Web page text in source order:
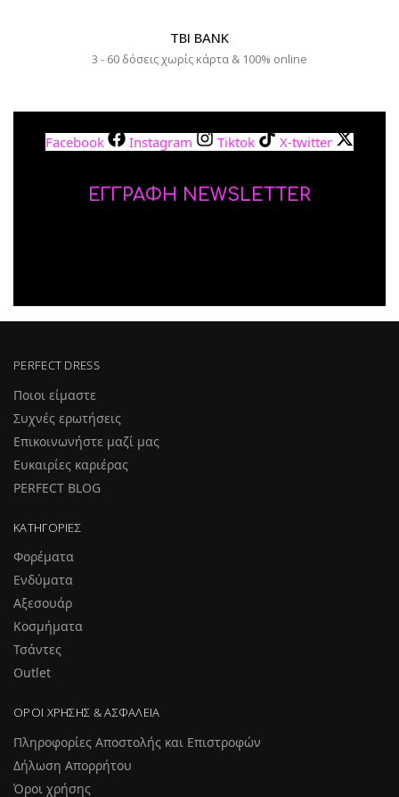
TBI BANK
3 - 60 δόσεις χωρίς κάρτα & 100% online
Facebook Instagram Tiktok X-twitter
ΕΓΓΡΑΦΗ NEWSLETTER
PERFECT DRESS
Ποιοι είμαστε
Συχνές ερωτήσεις
Επικοινωνήστε μαζί μας
Ευκαιρίες καριέρας
PERFECT BLOG
ΚΑΤΗΓΟΡΊΕΣ
Φορέματα
Ενδύματα
Αξεσουάρ
Κοσμήματα
Τσάντες
Outlet
ΌΡΟΙ ΧΡΉΣΗΣ & ΑΣΦΆΛΕΙΑ
Πληροφορίες Αποστολής και Επιστροφών
Δήλωση Απορρήτου
Όροι χρήσης